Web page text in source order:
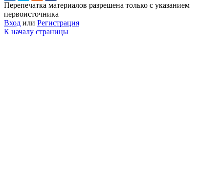
Перепечатка материалов разрешена только с указанием
первоисточника
Вход или Регистрация
К началу страницы